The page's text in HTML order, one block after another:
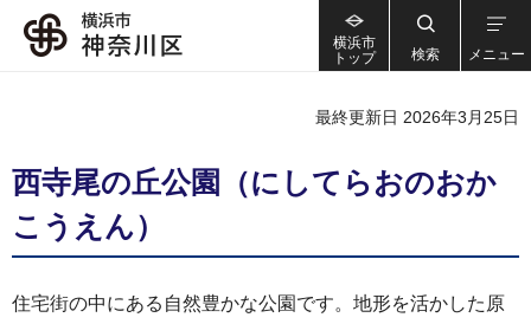
横浜市
トップ
検索 メニュー
最終更新日 2026年3月25日
西寺尾の丘公園（にしてらおのおか
こうえん）
住宅街の中にある自然豊かな公園です。地形を活かした原